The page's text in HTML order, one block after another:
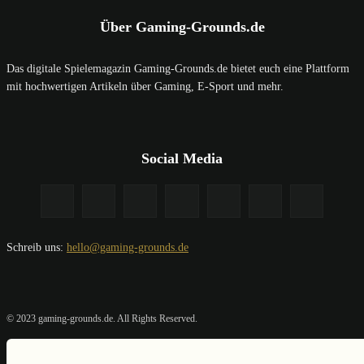
Über Gaming-Grounds.de
Das digitale Spielemagazin Gaming-Grounds.de bietet euch eine Plattform
mit hochwertigen Artikeln über Gaming, E-Sport und mehr.
Social Media
Schreib uns: hello@gaming-grounds.de
© 2023 gaming-grounds.de. All Rights Reserved.